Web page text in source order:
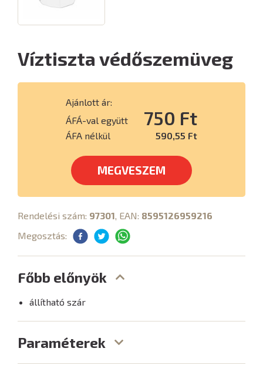
Víztiszta védőszemüveg
Ajánlott ár:
ÁFÁ-val együtt
750 Ft
ÁFA nélkül 590,55 Ft
MEGVESZEM
Rendelési szám: 97301, EAN: 8595126959216
Megosztás:
Főbb előnyök
állítható szár
Paraméterek